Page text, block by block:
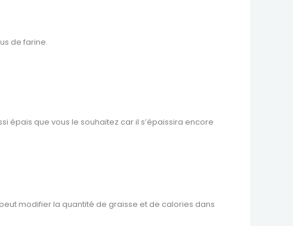
de farine.
épais que vous le souhaitez car il s’épaissira encore
modifier la quantité de graisse et de calories dans